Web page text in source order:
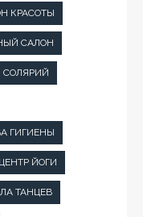
КРАСОТЫ
САЛОН
СОЛЯРИЙ
ГИГИЕНЫ
ЦЕНТР ЙОГИ
ТАНЦЕВ